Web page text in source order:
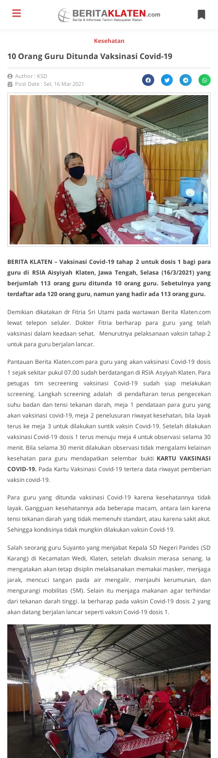
Kesehatan
10 Orang Guru Ditunda Vaksinasi Covid-19
Author : KSD
Post Date : Sel, 16 Mar 2021
BERITA KLATEN – Vaksinasi Covid-19 tahap 2 untuk dosis 1 bagi para
guru di RSIA Aisyiyah Klaten, Jawa Tengah, Selasa (16/3/2021) yang
berjumlah 113 orang guru ditunda 10 orang guru. Sebetulnya yang
terdaftar ada 120 orang guru, namun yang hadir ada 113 orang guru.
Demikian dikatakan dr Fitria Sri Utami pada wartawan Berita Klaten.com
lewat telepon seluler. Dokter Fitria berharap para guru yang telah
vaksinasi dalam keadaan sehat. Menurutnya pelaksanaan vaksin tahap 2
untuk para guru berjalan lancar.
Pantauan Berita Klaten.com para guru yang akan vaksinasi Covid-19 dosis
1 sejak sekitar pukul 07.00 sudah berdatangan di RSIA Asyiyah Klaten. Para
petugas tim secreening vaksinasi Covid-19 sudah siap melakukan
screening. Langkah screening adalah di pendaftaran terus pengecekan
suhu badan dan tensi tekanan darah, meja 1 pendataan para guru yang
akan vaksinasi covid-19, meja 2 penelusuran riwayat kesehatan, bila layak
terus ke meja 3 untuk dilakukan suntik vaksin Covid-19. Setelah dilakukan
vaksinasi Covid-19 dosis 1 terus menuju meja 4 untuk observasi selama 30
menit. Bila selama 30 menit dilakukan observasi tidak mengalami kelainan
kesehatan para guru mendapatkan selembar bukti KARTU VAKSINASI
COVID-19. Pada Kartu Vaksinasi Covid-19 tertera data riwayat pemberian
vaksin covid-19.
Para guru yang ditunda vaksinasi Covid-19 karena kesehatannya tidak
layak. Gangguan kesehatannya ada beberapa macam, antara lain karena
tensi tekanan darah yang tidak memenuhi standart, atau karena sakit akut.
Sehingga kondisinya tidak mungkin dilakukan vaksin Covid-19.
Salah seorang guru Suyanto yang menjabat Kepala SD Negeri Pandes (SD
Karang) di Kecamatan Wedi, Klaten, setelah divaksin merasa senang. Ia
mengatakan akan tetap disiplin melaksanakan memakai masker, menjaga
jarak, mencuci tangan pada air mengalir, menjauhi kerumunan, dan
mengurangi mobilitas (5M). Selain itu menjaga makanan agar terhindar
dari tekanan darah tinggi. Ia berharap pada vaksin Covid-19 dosis 2 yang
akan datang berjalan lancar seperti vaksin Covid-19 dosis 1.